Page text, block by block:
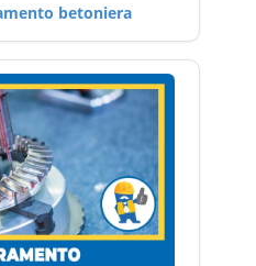
betoniera